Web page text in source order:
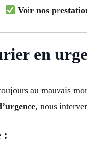
Voir nos
en
au mauvais
, nous
: